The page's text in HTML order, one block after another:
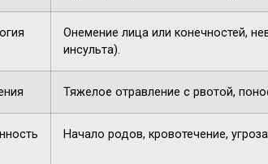
Онемение лица или конечностей,
инсульта).
Тяжелое отравление с рвотой,
Начало родов, кровотечение,